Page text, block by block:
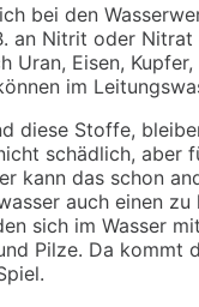
bei den
an Nitrit oder Nitrat
Uran, Eisen,
im
diese Stoffe,
schädlich, aber
kann das schon
auch einen
sich im Wasser
Pilze. Da kommt